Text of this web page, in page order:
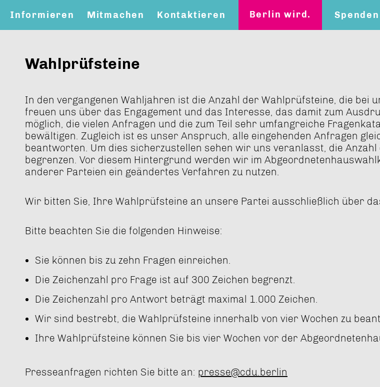
Informieren Mitmachen Kontaktieren Berlin wird. Spenden
Wahlprüfsteine
In den vergangenen Wahljahren ist die Anzahl der Wahlprüfsteine, die bei
freuen uns über das Engagement und das Interesse, das damit zum
möglich, die vielen Anfragen und die zum Teil sehr umfangreiche
bewältigen. Zugleich ist es unser Anspruch, alle eingehenden Anfragen
beantworten. Um dies sicherzustellen sehen wir uns veranlasst, die
begrenzen. Vor diesem Hintergrund werden wir im
anderer Parteien ein geändertes Verfahren zu nutzen.
Wir bitten Sie, Ihre Wahlprüfsteine an unsere Partei ausschließlich über
Bitte beachten Sie die folgenden Hinweise:
Sie können bis zu zehn Fragen einreichen.
Die Zeichenzahl pro Frage ist auf 300 Zeichen begrenzt.
Die Zeichenzahl pro Antwort beträgt maximal 1.000 Zeichen.
Wir sind bestrebt, die Wahlprüfsteine innerhalb von vier Wochen zu
Ihre Wahlprüfsteine können Sie bis vier Wochen vor der
Presseanfragen richten Sie bitte an: presse@cdu.berlin